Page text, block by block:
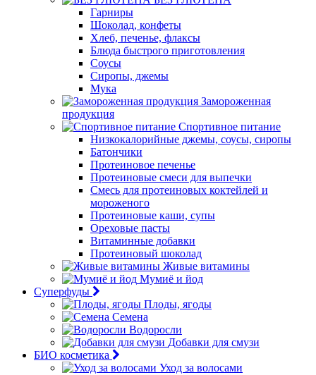
Гарниры
Шоколад, конфеты
Хлеб, печенье, флаксы
Блюда быстрого приготовления
Соусы
Сиропы, джемы
Мука
Замороженная
продукция
Спортивное питание
Низкокалорийные джемы, соусы, сиропы
Батончики
Протеиновое печенье
Протеиновые смеси для выпечки
Смесь для протеиновых коктейлей и
мороженого
Протеиновые каши, супы
Ореховые пасты
Витаминные добавки
Протеиновый шоколад
Живые витамины
Мумиё и йод
Суперфуды
Плоды, ягоды
Семена
Водоросли
Добавки для смузи
БИО косметика
Уход за волосами